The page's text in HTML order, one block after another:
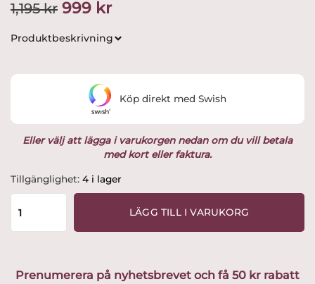
1,195kr Det
ursprungliga
1,195 kr.
999 krDet
nuvarande
999 kr.
Produktbeskrivning
Eller välj att lägga i varukorgen nedan om du vill betala
med kort eller faktura.
Tillgänglighet: 4 i lager
Kosta
boda
Coupe
LÄGG TILL I VARUKORG
Köp direkt med Swish
Prenumerera på nyhetsbrevet och få 50 kr rabatt